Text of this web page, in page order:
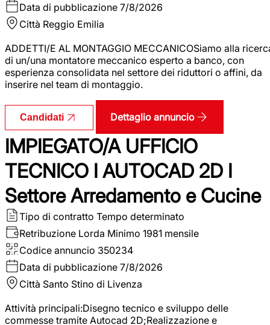
Data di pubblicazione 7/8/2026
Città Reggio Emilia
ADDETTI/E AL MONTAGGIO MECCANICOSiamo alla
di un/una montatore meccanico esperto a banco, con
esperienza consolidata nel settore dei riduttori o affini, da
inserire nel team di montaggio.
Candidati Dettaglio annuncio
IMPIEGATO/A UFFICIO
TECNICO I AUTOCAD 2D I
Settore Arredamento e Cucine
Tipo di contratto Tempo determinato
Retribuzione Lorda Minimo 1981 mensile
Codice annuncio 350234
Data di pubblicazione 7/8/2026
Città Santo Stino di Livenza
Attività principali:Disegno tecnico e sviluppo delle
commesse tramite Autocad 2D;Realizzazione e